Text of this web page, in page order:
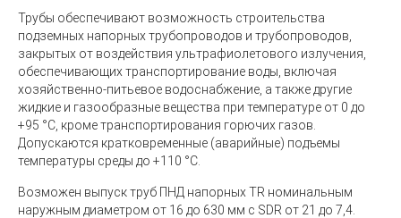
Трубы обеспечивают возможность строительства
подземных напорных трубопроводов и трубопроводов,
закрытых от воздействия ультрафиолетового излучения,
обеспечивающих транспортирование воды, включая
хозяйственно-питьевое водоснабжение, а также другие
жидкие и газообразные вещества при температуре от 0 до
+95 °С, кроме транспортирования горючих газов.
Допускаются кратковременные (аварийные) подъемы
температуры среды до +110 °С.
Возможен выпуск труб ПНД напорных TR номинальным
наружным диаметром от 16 до 630 мм с SDR от 21 до 7,4.